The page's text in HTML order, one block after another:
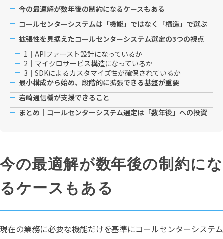
今の最適解が数年後の制約になるケースもある
コールセンターシステムは「機能」ではなく「構造」で選ぶ
拡張性を見据えたコールセンターシステム選定の3つの視点
1｜APIファースト設計になっているか
2｜マイクロサービス構造になっているか
3｜SDKによるカスタマイズ性が確保されているか
最小構成から始め、段階的に拡張できる基盤が重要
岩崎通信機が支援できること
まとめ｜コールセンターシステム選定は「数年後」への投資
今の最適解が数年後の制約にな
るケースもある
現在の業務に必要な機能だけを基準にコールセンターシステム